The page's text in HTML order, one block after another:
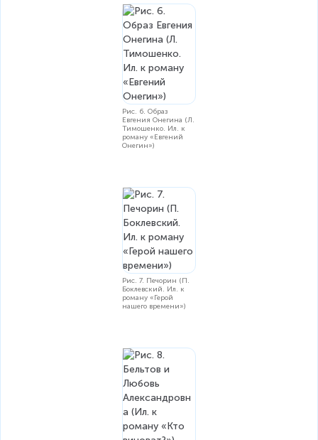
Рис. 6. Образ
Евгения Онегина (Л.
Тимошенко. Ил. к
роману «Евгений
Онегин»)
Рис. 7. Печорин (П.
Боклевский. Ил. к
роману «Герой
нашего времени»)